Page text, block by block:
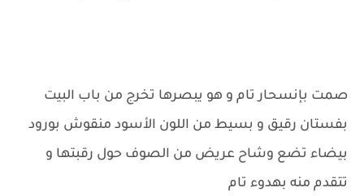
صمت بإنسحار تام و هو يبصرها تخرج من باب البيت
بفستان رقيق و بسيط من اللون الأسود منقوش بورود
بيضاء تضع وشاح عريض من الصوف حول رقبتها و
تتقدم منه بهدوء تام